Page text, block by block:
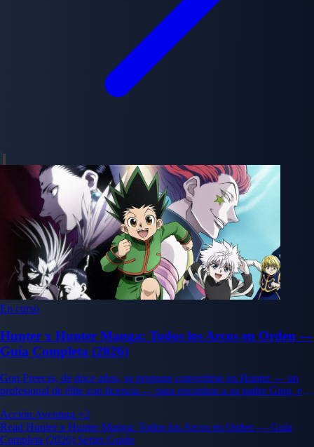
En curso
Hunter x Hunter Manga: Todos los Arcos en Orden —
Guía Completa (2026)
Gon Freecss, de doce años, se propone convertirse en Hunter — un
profesional de élite con licencia — para encontrar a su padre Ging, el
Hunter y más allá expone un mundo mucho más oscuro y complejo de
lo que imaginaba.
Acción Aventura +2
Read Hunter x Hunter Manga: Todos los Arcos en Orden — Guía
Completa (2026) Series Guide